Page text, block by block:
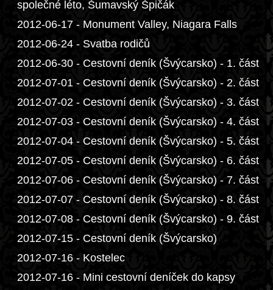
společné léto, Šumavský Špičák
2012-06-17 - Monument Valley, Niagara Falls
2012-06-24 - Svatba rodičů
2012-06-30 - Cestovní deník (Švýcarsko) - 1. část
2012-07-01 - Cestovní deník (Švýcarsko) - 2. část
2012-07-02 - Cestovní deník (Švýcarsko) - 3. část
2012-07-03 - Cestovní deník (Švýcarsko) - 4. část
2012-07-04 - Cestovní deník (Švýcarsko) - 5. část
2012-07-05 - Cestovní deník (Švýcarsko) - 6. část
2012-07-06 - Cestovní deník (Švýcarsko) - 7. část
2012-07-07 - Cestovní deník (Švýcarsko) - 8. část
2012-07-08 - Cestovní deník (Švýcarsko) - 9. část
2012-07-15 - Cestovní deník (Švýcarsko)
2012-07-16 - Kostelec
2012-07-16 - Mini cestovní deníček do kapsy